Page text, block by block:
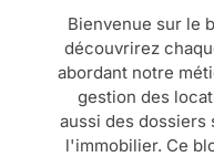
Bienvenue sur le
découvrirez
abordant notre
gestion des
aussi des
l'immobilier. Ce